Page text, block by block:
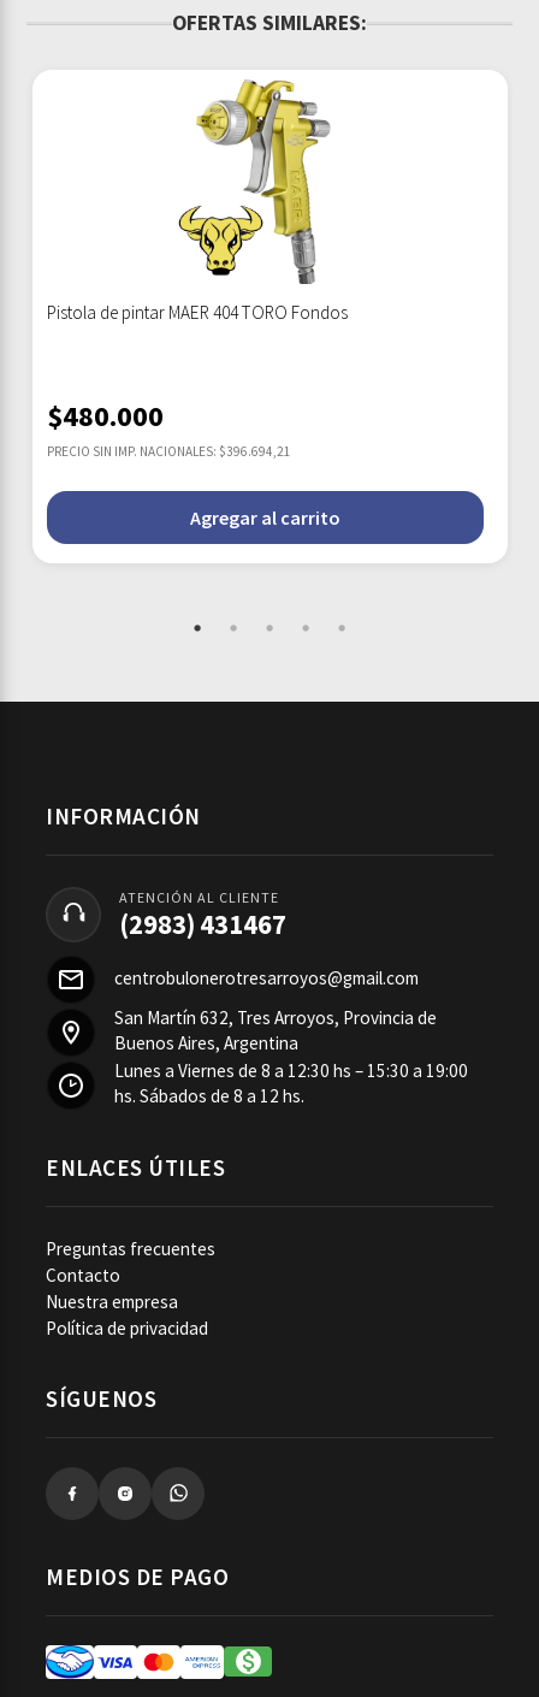
OFERTAS SIMILARES:
Pistola de pintar MAER 404 TORO Fondos
$480.000
PRECIO SIN IMP. NACIONALES: $396.694,21
Agregar al carrito
INFORMACIÓN
ATENCIÓN AL CLIENTE
(2983) 431467
centrobulonerotresarroyos@gmail.com
San Martín 632, Tres Arroyos, Provincia de
Buenos Aires, Argentina
Lunes a Viernes de 8 a 12:30 hs – 15:30 a 19:00
hs. Sábados de 8 a 12 hs.
ENLACES ÚTILES
Preguntas frecuentes
Contacto
Nuestra empresa
Política de privacidad
SÍGUENOS
MEDIOS DE PAGO